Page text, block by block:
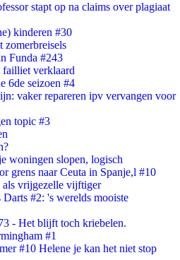
stapt op na claims over plagiaat
kinderen #30
zomerbreisels
Funda #243
verklaard
6de seizoen #4
vaker repareren ipv vervangen voor
topic #3
woningen slopen, logisch
grens naar Ceuta in Spanje,l #10
vrijgezelle vijftiger
#2: 's werelds mooiste
- Het blijft toch kriebelen.
#1
#10 Helene je kan het niet stop